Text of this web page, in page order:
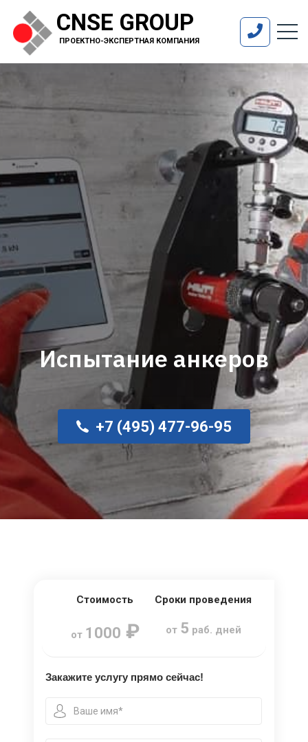
CNSE GROUP
ПРОЕКТНО-ЭКСПЕРТНАЯ КОМПАНИЯ
Испытание анкеров
+7 (495) 477-96-95
Стоимость
от 1000 ₽
Сроки проведения
от 5 раб. дней
Закажите услугу прямо сейчас!